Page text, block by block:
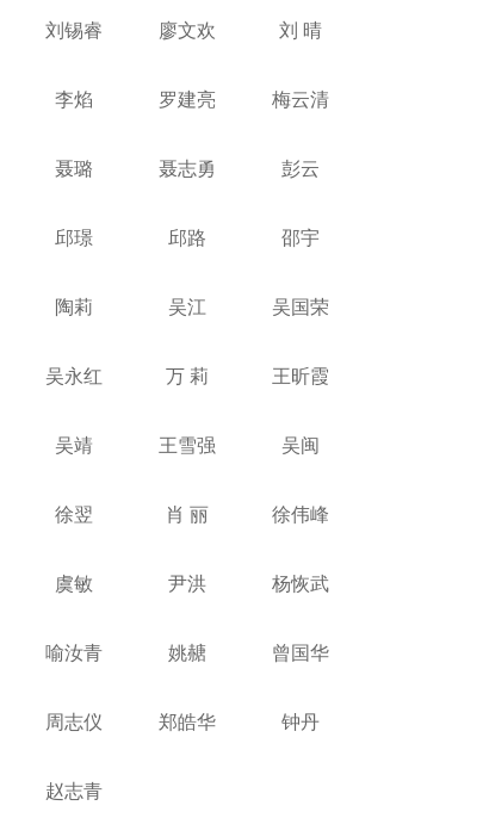
刘锡睿 廖文欢 刘 晴
李焰 罗建亮 梅云清
聂璐 聂志勇 彭云
邱璟 邱路 邵宇
陶莉 吴江 吴国荣
吴永红 万 莉 王昕霞
吴靖 王雪强 吴闽
徐翌 肖 丽 徐伟峰
虞敏 尹洪 杨恢武
喻汝青 姚赯 曾国华
周志仪 郑皓华 钟丹
赵志青